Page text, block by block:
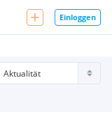
Einloggen